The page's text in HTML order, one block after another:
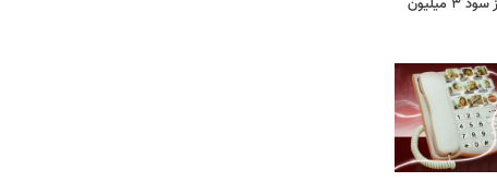
خبر مهم برای سهامداران عدالت/ واریز سود ۳ میلیون